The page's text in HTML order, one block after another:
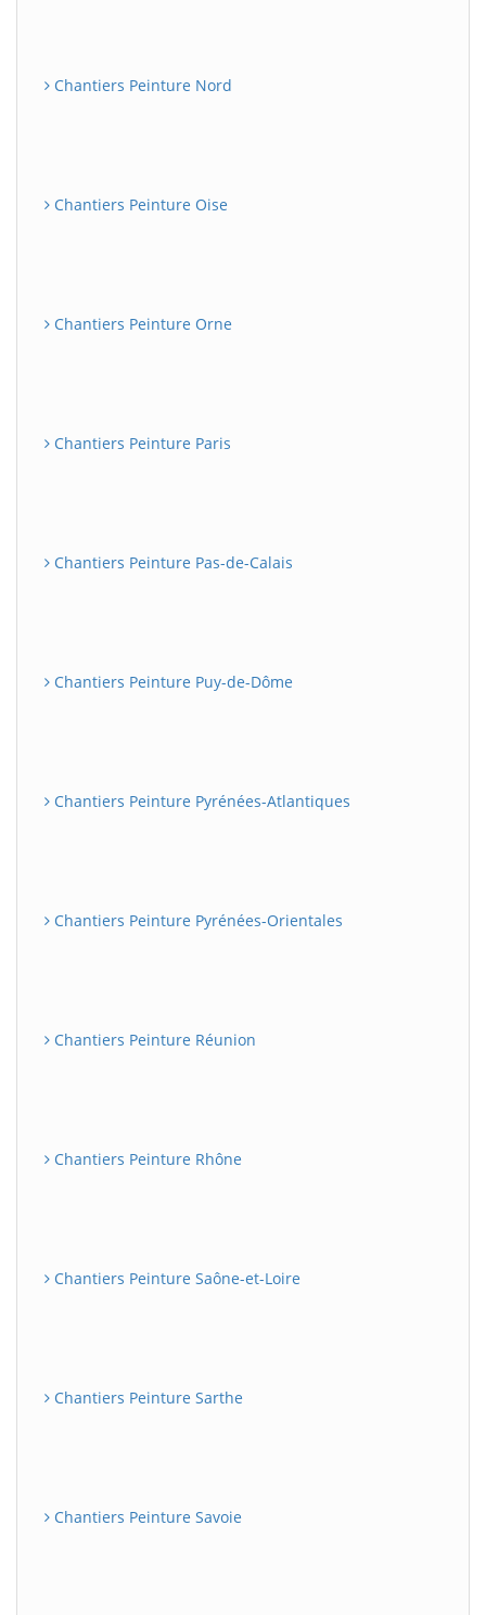
Chantiers Peinture Nord
Chantiers Peinture Oise
Chantiers Peinture Orne
Chantiers Peinture Paris
Chantiers Peinture Pas-de-Calais
Chantiers Peinture Puy-de-Dôme
Chantiers Peinture Pyrénées-Atlantiques
Chantiers Peinture Pyrénées-Orientales
Chantiers Peinture Réunion
Chantiers Peinture Rhône
Chantiers Peinture Saône-et-Loire
Chantiers Peinture Sarthe
Chantiers Peinture Savoie